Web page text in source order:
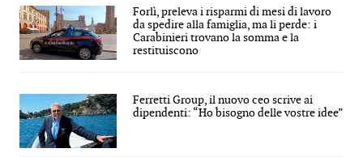
Forlì, preleva i risparmi di mesi di lavoro
da spedire alla famiglia, ma li perde: i
Carabinieri trovano la somma e la
restituiscono
Ferretti Group, il nuovo ceo scrive ai
dipendenti: “Ho bisogno delle vostre idee”